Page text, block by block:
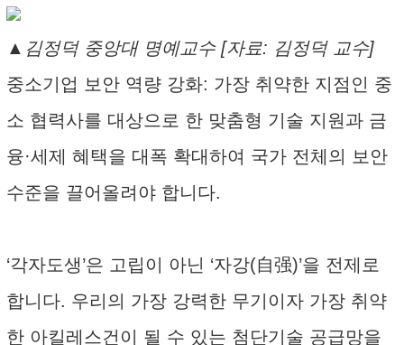
▲김정덕 중앙대 명예교수 [자료: 김정덕 교수]
중소기업 보안 역량 강화: 가장 취약한 지점인 중
소 협력사를 대상으로 한 맞춤형 기술 지원과 금
융·세제 혜택을 대폭 확대하여 국가 전체의 보안
수준을 끌어올려야 합니다.
‘각자도생’은 고립이 아닌 ‘자강(自强)’을 전제로
합니다. 우리의 가장 강력한 무기이자 가장 취약
한 아킬레스건이 될 수 있는 첨단기술 공급망을